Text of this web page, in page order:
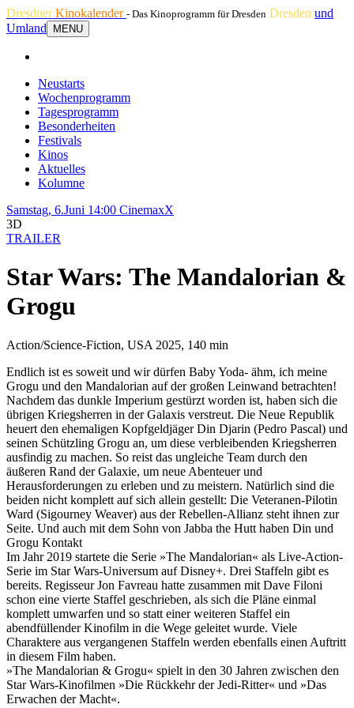
DresdnerKinokalender - Das Kinoprogramm für Dresden Dresden und
Umland
MENU
Neustarts
Wochenprogramm
Tagesprogramm
Besonderheiten
Festivals
Kinos
Aktuelles
Kolumne
Samstag, 6.Juni 14:00 CinemaxX
3D
TRAILER
Star Wars: The Mandalorian &
Grogu
Action/Science-Fiction, USA 2025, 140 min
Endlich ist es soweit und wir dürfen Baby Yoda- ähm, ich meine
Grogu und den Mandalorian auf der großen Leinwand betrachten!
Nachdem das dunkle Imperium gestürzt worden ist, haben sich die
übrigen Kriegsherren in der Galaxis verstreut. Die Neue Republik
heuert den ehemaligen Kopfgeldjäger Din Djarin (Pedro Pascal) und
seinen Schützling Grogu an, um diese verbleibenden Kriegsherren
ausfindig zu machen. So reist das ungleiche Team durch den
äußeren Rand der Galaxie, um neue Abenteuer und
Herausforderungen zu erleben und zu meistern. Natürlich sind die
beiden nicht komplett auf sich allein gestellt: Die Veteranen-Pilotin
Ward (Sigourney Weaver) aus der Rebellen-Allianz steht ihnen zur
Seite. Und auch mit dem Sohn von Jabba the Hutt haben Din und
Grogu Kontakt
Im Jahr 2019 startete die Serie »The Mandalorian« als Live-Action-
Serie im Star Wars-Universum auf Disney+. Drei Staffeln gibt es
bereits. Regisseur Jon Favreau hatte zusammen mit Dave Filoni
schon eine vierte Staffel geschrieben, als sich die Pläne einmal
komplett umwarfen und so statt einer weiteren Staffel ein
abendfüllender Kinofilm in die Wege geleitet wurde. Viele
Charaktere aus vergangenen Staffeln werden ebenfalls einen Auftritt
in diesem Film haben.
»The Mandalorian & Grogu« spielt in den 30 Jahren zwischen den
Star Wars-Kinofilmen »Die Rückkehr der Jedi-Ritter« und »Das
Erwachen der Macht«.